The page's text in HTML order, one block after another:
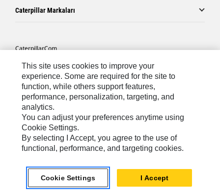
Caterpillar Markaları
Caterpillar.com
Caterpillar Müşteri Hizmetleri Ve Iletişim
Site Haritası
Cookie Settings
Yasal
Gizlilik
Africa, Middle East ‧ Türk© 2026 Caterpillar. Tüm Hakları Saklıdır.
This site uses cookies to improve your
experience. Some are required for the site to
function, while others support features,
performance, personalization, targeting, and
analytics.
You can adjust your preferences anytime using
Cookie Settings.
By selecting I Accept, you agree to the use of
functional, performance, and targeting cookies.
Cookie Settings I Accept